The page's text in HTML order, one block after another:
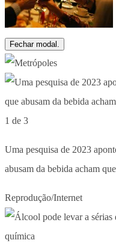
Fechar modal.
1 de 3
Uma pesquisa de 2023
abusam da bebida acham
Reprodução/Internet